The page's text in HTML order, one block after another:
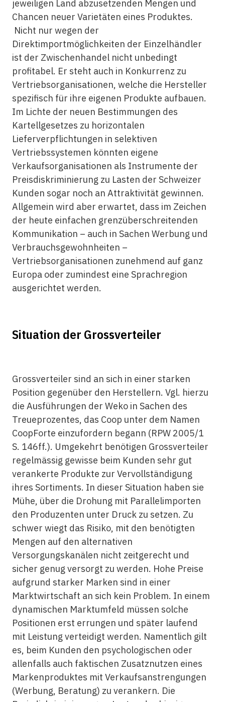
jeweiligen Land abzusetzenden Mengen und
Chancen neuer Varietäten eines Produktes.
Nicht nur wegen der
Direktimportmöglichkeiten der Einzelhändler
ist der Zwischenhandel nicht unbedingt
profitabel. Er steht auch in Konkurrenz zu
Vertriebsorganisationen, welche die Hersteller
spezifisch für ihre eigenen Produkte aufbauen.
Im Lichte der neuen Bestimmungen des
Kartellgesetzes zu horizontalen
Lieferverpflichtungen in selektiven
Vertriebssystemen könnten eigene
Verkaufsorganisationen als Instrumente der
Preisdiskriminierung zu Lasten der Schweizer
Kunden sogar noch an Attraktivität gewinnen.
Allgemein wird aber erwartet, dass im Zeichen
der heute einfachen grenzüberschreitenden
Kommunikation – auch in Sachen Werbung und
Verbrauchsgewohnheiten –
Vertriebsorganisationen zunehmend auf ganz
Europa oder zumindest eine Sprachregion
ausgerichtet werden.
Situation der Grossverteiler
Grossverteiler sind an sich in einer starken
Position gegenüber den Herstellern. Vgl. hierzu
die Ausführungen der Weko in Sachen des
Treueprozentes, das Coop unter dem Namen
CoopForte einzufordern begann (RPW 2005/1
S. 146ff.). Umgekehrt benötigen Grossverteiler
regelmässig gewisse beim Kunden sehr gut
verankerte Produkte zur Vervollständigung
ihres Sortiments. In dieser Situation haben sie
Mühe, über die Drohung mit Parallelimporten
den Produzenten unter Druck zu setzen. Zu
schwer wiegt das Risiko, mit den benötigten
Mengen auf den alternativen
Versorgungskanälen nicht zeitgerecht und
sicher genug versorgt zu werden. Hohe Preise
aufgrund starker Marken sind in einer
Marktwirtschaft an sich kein Problem. In einem
dynamischen Marktumfeld müssen solche
Positionen erst errungen und später laufend
mit Leistung verteidigt werden. Namentlich gilt
es, beim Kunden den psychologischen oder
allenfalls auch faktischen Zusatznutzen eines
Markenproduktes mit Verkaufsanstrengungen
(Werbung, Beratung) zu verankern. Die